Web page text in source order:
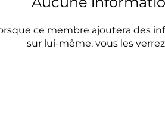
ce membre ajoutera des
sur lui-même, vous les